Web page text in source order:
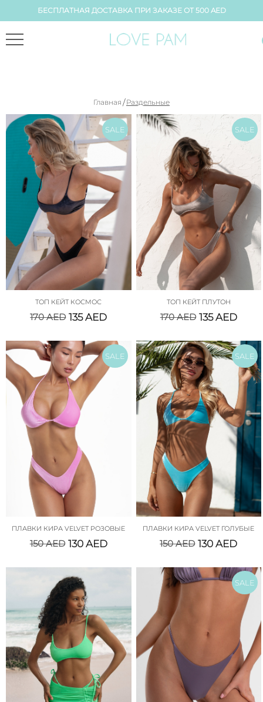
БЕСПЛАТНАЯ ДОСТАВКА ПРИ ЗАКАЗЕ ОТ 500 AED
Главная / Раздельные
SALE
ТОП КЕЙТ КОСМОС
170AED 135AED
SALE
ТОП КЕЙТ ПЛУТОН
170AED 135AED
SALE
ПЛАВКИ КИРА VELVET РОЗОВЫЕ
150AED 130 AED
SALE
ПЛАВКИ КИРА VELVET ГОЛУБЫЕ
150AED 130AED
SALE